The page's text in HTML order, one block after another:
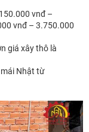
vnđ –
vnđ – 3.750.000
giá xây thô là
Nhật từ